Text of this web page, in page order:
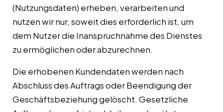
(Nutzungsdaten) erheben, verarbeiten und
nutzen wir nur, soweit dies erforderlich ist, um
dem Nutzer die Inanspruchnahme des Dienstes
zu ermöglichen oder abzurechnen.
Die erhobenen Kundendaten werden nach
Abschluss des Auftrags oder Beendigung der
Geschäftsbeziehung gelöscht. Gesetzliche